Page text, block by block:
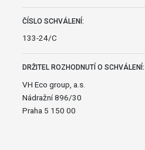
ČÍSLO SCHVÁLENÍ:
133-24/C
DRŽITEL ROZHODNUTÍ O SCHVÁLENÍ:
VH Eco group, a.s.
Nádražní 896/30
Praha 5 150 00